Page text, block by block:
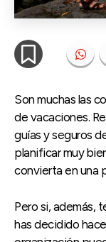
Son muchas las
de vacaciones.
guías y seguros
planificar muy
convierta en una
Pero si, además,
has decidido